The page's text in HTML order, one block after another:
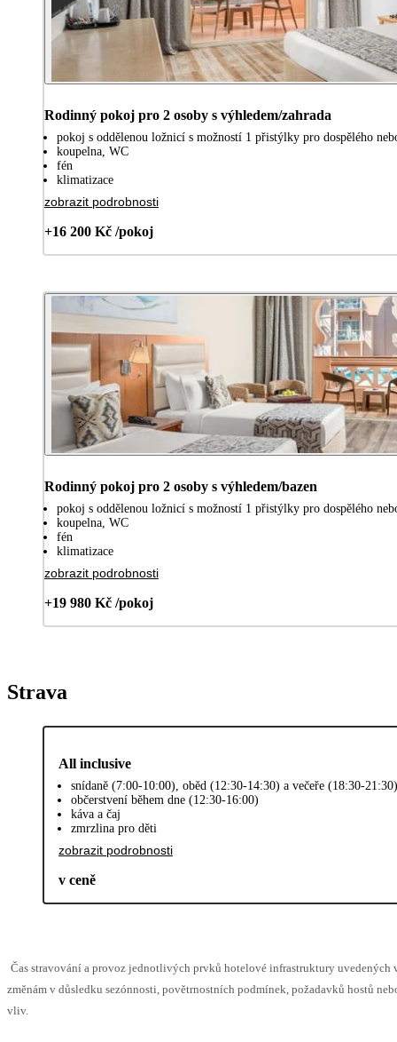
Rodinný pokoj pro 2 osoby s výhledem/zahrada
pokoj s oddělenou ložnicí s možností 1 přistýlky pro dospělého
koupelna, WC
fén
klimatizace
zobrazit podrobnosti
+16 200 Kč /pokoj
Rodinný pokoj pro 2 osoby s výhledem/bazen
pokoj s oddělenou ložnicí s možností 1 přistýlky pro dospělého
koupelna, WC
fén
klimatizace
zobrazit podrobnosti
+19 980 Kč /pokoj
Strava
All inclusive
snídaně (7:00-10:00), oběd (12:30-14:30) a večeře (18:30-
občerstvení během dne (12:30-16:00)
káva a čaj
zmrzlina pro děti
zobrazit podrobnosti
v ceně
Čas stravování a provoz jednotlivých prvků hotelové infrastruktury uvedených
změnám v důsledku sezónnosti, povětrnostních podmínek, požadavků hostů
vliv.